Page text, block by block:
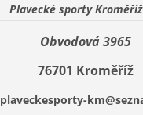
Plavecké sporty Kroměříž
Obvodová 3965
76701 Kroměříž
plaveckesporty-